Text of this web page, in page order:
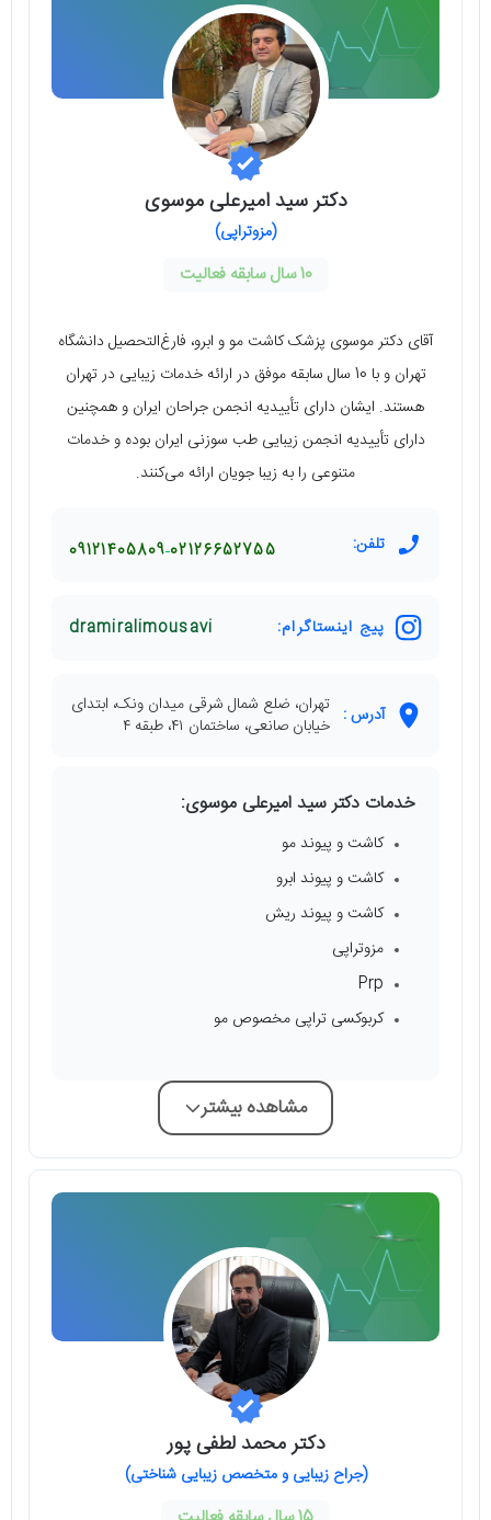
دکتر سید امیرعلی موسوی
(مزوتراپی)
10 سال سابقه فعالیت
آقای دکتر موسوی پزشک کاشت مو و ابرو، فارغ‌التحصیل دانشگاه
تهران و با 10 سال سابقه موفق در ارائه خدمات زیبایی در تهران
هستند. ایشان دارای تأییدیه انجمن جراحان ایران و همچنین
دارای تأییدیه انجمن زیبایی طب سوزنی ایران بوده و خدمات
متنوعی را به زیبا جویان ارائه می‌کنند.
تلفن: 02126652755
09121405809
پیج اینستاگرام: dramiralimousavi
آدرس : تهران، ضلع شمال شرقی میدان ونک، ابتدای
خیابان صانعی، ساختمان ۴۱، طبقه ۴
خدمات دکتر سید امیرعلی موسوی:
کاشت و پیوند مو
کاشت و پیوند ابرو
کاشت و پیوند ریش
مزوتراپی
Prp
کربوکسی تراپی مخصوص مو
مشاهده بیشتر
دکتر محمد لطفی پور
(جراح زیبایی و متخصص زیبایی شناختی)